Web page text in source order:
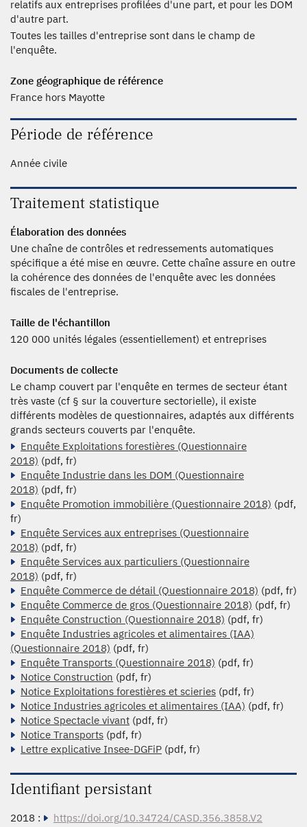
relatifs aux entreprises profilées d'une part, et pour les DOM
d'autre part.
Toutes les tailles d'entreprise sont dans le champ de
l'enquête.
Zone géographique de référence
France hors Mayotte
Période de référence
Année civile
Traitement statistique
Élaboration des données
Une chaîne de contrôles et redressements automatiques
spécifique a été mise en œuvre. Cette chaîne assure en outre
la cohérence des données de l'enquête avec les données
fiscales de l'entreprise.
Taille de l'échantillon
120 000 unités légales (essentiellement) et entreprises
Documents de collecte
Le champ couvert par l'enquête en termes de secteur étant
très vaste (cf § sur la couverture sectorielle), il existe
différents modèles de questionnaires, adaptés aux différents
grands secteurs couverts par l'enquête.
Enquête Exploitations forestières (Questionnaire
2018) (pdf, fr)
Enquête Industrie dans les DOM (Questionnaire
2018) (pdf, fr)
Enquête Promotion immobilière (Questionnaire 2018) (pdf,
fr)
Enquête Services aux entreprises (Questionnaire
2018) (pdf, fr)
Enquête Services aux particuliers (Questionnaire
2018) (pdf, fr)
Enquête Commerce de détail (Questionnaire 2018) (pdf, fr)
Enquête Commerce de gros (Questionnaire 2018) (pdf, fr)
Enquête Construction (Questionnaire 2018) (pdf, fr)
Enquête Industries agricoles et alimentaires (IAA)
(Questionnaire 2018) (pdf, fr)
Enquête Transports (Questionnaire 2018) (pdf, fr)
Notice Construction (pdf, fr)
Notice Exploitations forestières et scieries (pdf, fr)
Notice Industries agricoles et alimentaires (IAA) (pdf, fr)
Notice Spectacle vivant (pdf, fr)
Notice Transports (pdf, fr)
Lettre explicative Insee-DGFiP (pdf, fr)
Identifiant persistant
2018 : https://doi.org/10.34724/CASD.356.3858.V2